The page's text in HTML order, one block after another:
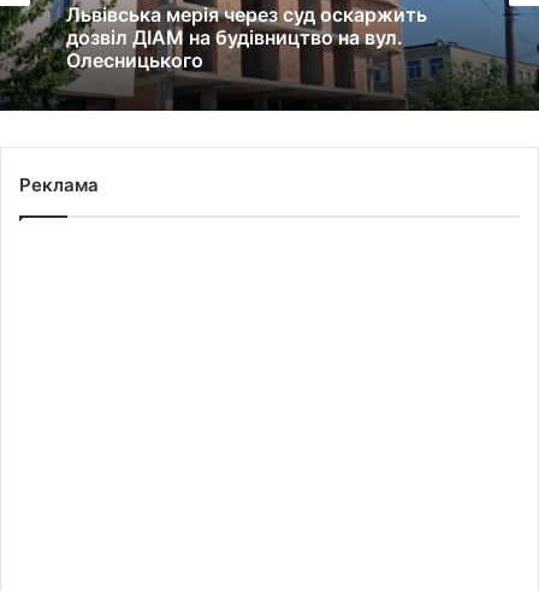
Львівська мерія через суд оскаржить
дозвіл ДІАМ на будівництво на вул.
Олесницького
Реклама